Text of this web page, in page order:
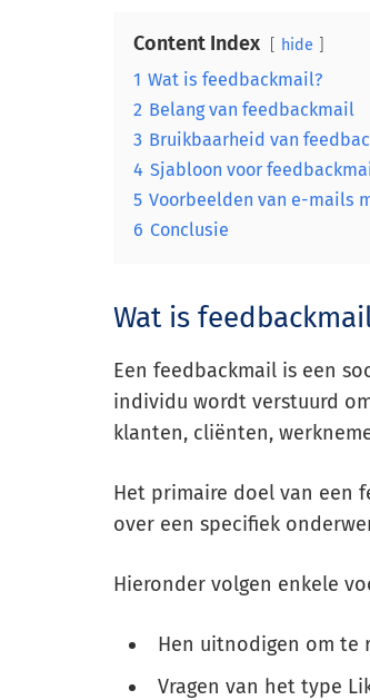
Content Index hide
1 Wat is feedbackmail?
2 Belang van feedbackmail
3 Bruikbaarheid van
4 Sjabloon voor
5 Voorbeelden van e-mails
6 Conclusie
Wat is
Een feedbackmail is een
individu wordt verstuurd
klanten, cliënten,
Het primaire doel van een
over een specifiek
Hieronder volgen enkele
Hen uitnodigen om te
Vragen van het type